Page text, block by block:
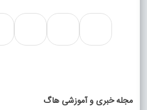
مجله خبری و آموزشی هاگ